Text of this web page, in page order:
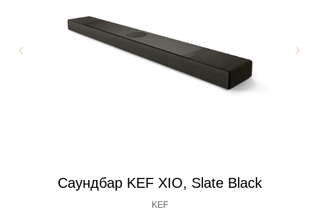
Саундбар KEF XIO, Slate Black
KEF